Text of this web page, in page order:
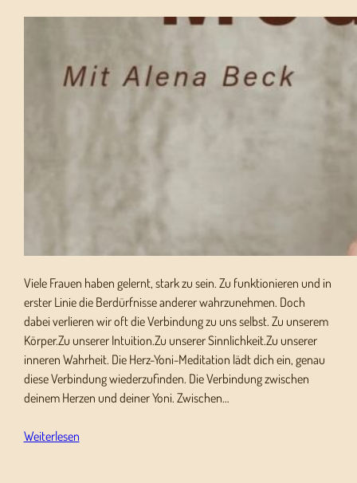
Viele Frauen haben gelernt, stark zu sein. Zu funktionieren und in
erster Linie die Berdürfnisse anderer wahrzunehmen. Doch
dabei verlieren wir oft die Verbindung zu uns selbst. Zu unserem
Körper.Zu unserer Intuition.Zu unserer Sinnlichkeit.Zu unserer
inneren Wahrheit. Die Herz-Yoni-Meditation lädt dich ein, genau
diese Verbindung wiederzufinden. Die Verbindung zwischen
deinem Herzen und deiner Yoni. Zwischen…
Weiterlesen